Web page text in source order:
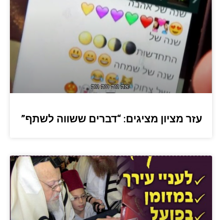
עזר מציון מציגים: “דברים ששווה לשתף”